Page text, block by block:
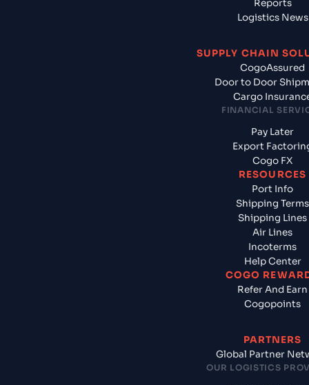
Reports
Logistics News
SUPPLY CHAIN
CogoAssured
Door to Door
Cargo
FINANCIAL
Pay Later
Export
Cogo FX
RESOURCES
Port Info
Shipping Terms
Shipping Lines
Air Lines
Incoterms
Help Center
COGO
Refer And Earn
Cogopoints
PARTNERS
Global Partner
OUR LOGISTICS